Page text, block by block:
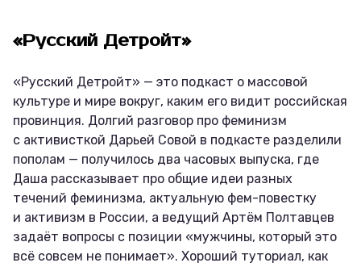
«Русский Детройт»
«Русский Детройт» — это подкаст о массовой
культуре и мире вокруг, каким его видит российская
провинция. Долгий разговор про феминизм
с активисткой Дарьей Совой в подкасте разделили
пополам — получилось два часовых выпуска, где
Даша рассказывает про общие идеи разных
течений феминизма, актуальную фем-повестку
и активизм в России, а ведущий Артём Полтавцев
задаёт вопросы с позиции «мужчины, который это
всё совсем не понимает». Хороший туториал, как